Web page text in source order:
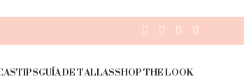
TIPSGUÍA DE TALLASSHOP THE LOOK